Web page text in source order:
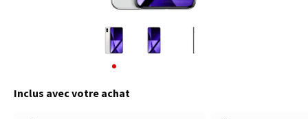
Inclus avec votre achat